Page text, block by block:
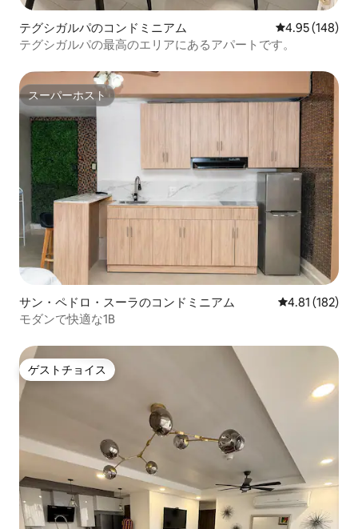
テグシガルパのコンドミニアム レビュー148
4.95 (148)
テグシガルパの最高のエリアにあるアパートです。
スーパーホスト
スーパーホスト
サン・ペドロ・スーラのコンドミニアム レビュー182
4.81 (182)
モダンで快適な1B
ゲストチョイス
ゲストチョイス